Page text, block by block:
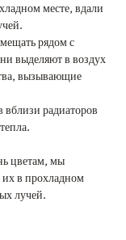
месте, вдали
рядом с
выделяют в воздух
вызывающие
радиаторов
цветам, мы
в прохладном
лучей.